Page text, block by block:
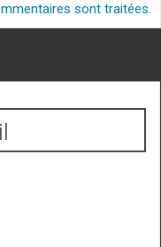
sont traitées.